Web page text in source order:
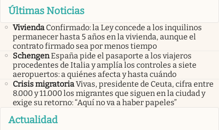
Últimas Noticias
Vivienda Confirmado: la Ley concede a los inquilinos
permanecer hasta 5 años en la vivienda, aunque el
contrato firmado sea por menos tiempo
SchengenEspaña pide el pasaporte a los viajeros
procedentes de Italia y amplía los controles a siete
aeropuertos: a quiénes afecta y hasta cuándo
Crisis migratoriaVivas, presidente de Ceuta, cifra entre
8.000 y 11.000 los migrantes que siguen en la ciudad y
exige su retorno: “Aquí no va a haber papeles”
Actualidad